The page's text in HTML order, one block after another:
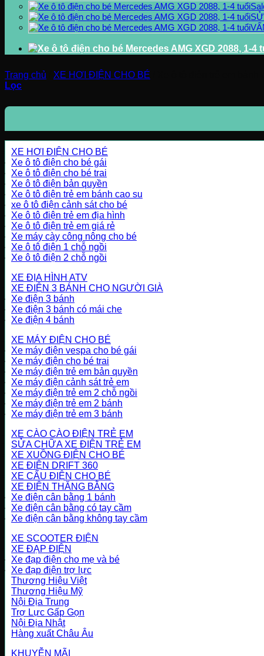
Trang chủ XE HƠI ĐIỆN CHO BÉ
Lọc
XE HƠI ĐIỆN CHO BÉ
Xe ô tô điện cho bé gái
Xe ô tô điện cho bé trai
Xe ô tô điện bản quyền
Xe ô tô điện trẻ em bánh cao su
xe ô tô điện cảnh sát cho bé
Xe ô tô điện trẻ em địa hình
Xe ô tô điện trẻ em giá rẻ
Xe máy cày công nông cho bé
Xe ô tô điện 1 chỗ ngồi
Xe ô tô điện 2 chỗ ngồi
XE ĐỊA HÌNH ATV
XE ĐIỆN 3 BÁNH CHO NGƯỜI GIÀ
Xe điện 3 bánh
Xe điện 3 bánh có mái che
Xe điện 4 bánh
XE MÁY ĐIỆN CHO BÉ
Xe máy điện vespa cho bé gái
Xe máy điện cho bé trai
Xe máy điện trẻ em bản quyền
Xe máy điện cảnh sát trẻ em
Xe máy điện trẻ em 2 chỗ ngồi
Xe máy điện trẻ em 2 bánh
Xe máy điện trẻ em 3 bánh
XE CÀO CÀO ĐIỆN TRẺ EM
SỬA CHỮA XE ĐIỆN TRẺ EM
XE XUỒNG ĐIỆN CHO BÉ
XE ĐIỆN DRIFT 360
XE CẨU ĐIỆN CHO BÉ
XE ĐIỆN THĂNG BẰNG
Xe điện cân bằng 1 bánh
Xe điện cân bằng có tay cầm
Xe điện cân bằng không tay cầm
XE SCOOTER ĐIỆN
XE ĐẠP ĐIỆN
Xe đạp điện cho mẹ và bé
Xe đạp điện trợ lực
Thương Hiệu Việt
Thương Hiệu Mỹ
Nội Địa Trung
Trợ Lực Gấp Gọn
Nội Địa Nhật
Hàng xuất Châu Âu
KHUYỄN MÃI